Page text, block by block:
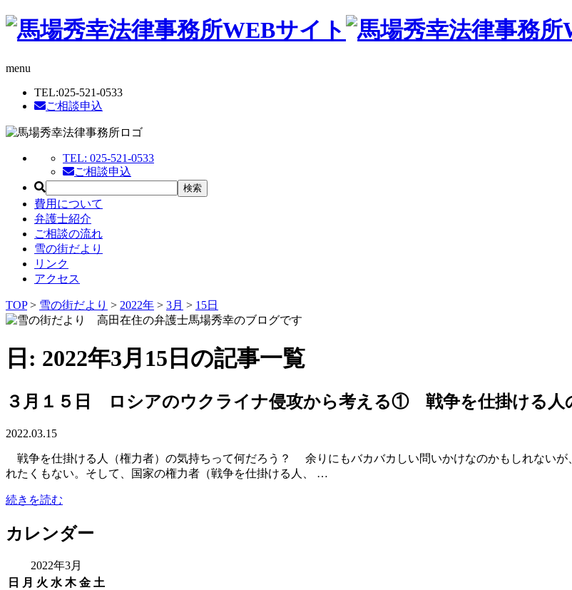
menu
TEL:025-521-0533
ご相談申込
TEL: 025-521-0533
ご相談申込
費用について
弁護士紹介
ご相談の流れ
雪の街だより
リンク
アクセス
TOP> 雪の街だより > 2022年 > 3月 > 15日
日: 2022年3月15日の記事一覧
３月１５日 ロシアのウクライナ侵攻から考える① 戦争を仕掛ける人
2022.03.15
戦争を仕掛ける人（権力者）の気持ちって何だろう？ 余りにもバカバカしい問いかけなのかもしれないが
れたくもない。そして、国家の権力者（戦争を仕掛ける人、 …
続きを読む
カレンダー
2022年3月
日 月 火 水 木 金 土